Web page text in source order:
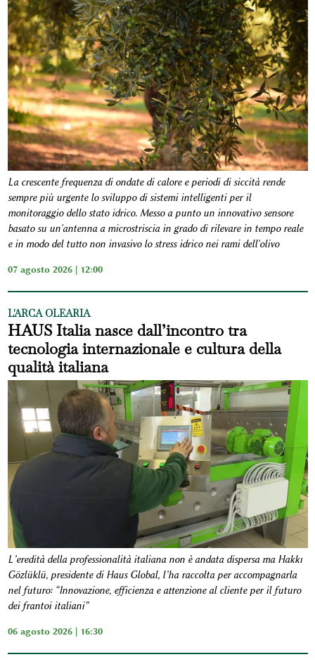
La crescente frequenza di ondate di calore e periodi di siccità rende
sempre più urgente lo sviluppo di sistemi intelligenti per il
monitoraggio dello stato idrico. Messo a punto un innovativo sensore
basato su un'antenna a microstriscia in grado di rilevare in tempo reale
e in modo del tutto non invasivo lo stress idrico nei rami dell'olivo
07 agosto 2026 | 12:00
L'ARCA OLEARIA
HAUS Italia nasce dall’incontro tra
tecnologia internazionale e cultura della
qualità italiana
L’eredità della professionalità italiana non è andata dispersa ma Hakkı
Gözlüklü, presidente di Haus Global, l’ha raccolta per accompagnarla
nel futuro: “Innovazione, efficienza e attenzione al cliente per il futuro
dei frantoi italiani”
06 agosto 2026 | 16:30